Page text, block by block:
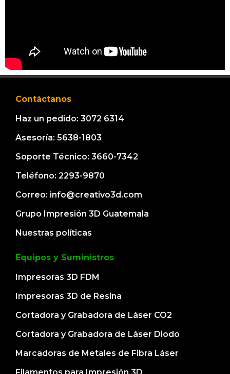
Contáctanos
Haz un pedido: 3072 6314
Asesoría: 5638-1803
Soporte Técnico: 3660-7342
Teléfono: 2293-9870
Correo: info@creativo3d.com
Grupo Impresión 3D Guatemala
Nuestras políticas
Equipos y Suministros
Impresoras 3D FDM
Impresoras 3D de Resina
Cortadora y Grabadora de Láser CO2
Cortadora y Grabadora de Láser Diodo
Marcadoras de Metales de Fibra Láser